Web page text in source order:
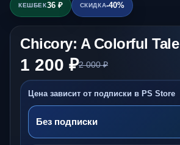
КЕШБЕК36 ₽ СКИДКА-40%
Chicory: A Colorful Tale
1 200 ₽2 000 ₽
Цена зависит от подписки в PS Store
Без подписки